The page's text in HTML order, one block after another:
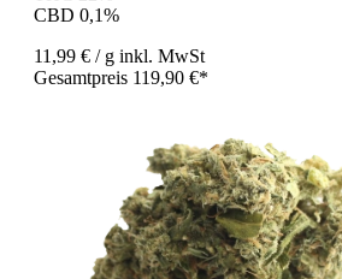
CBD 0,1%
11,99 € / g inkl. MwSt
Gesamtpreis 119,90 €*